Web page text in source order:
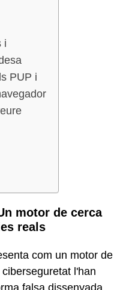
i
PUP i
motor de cerca
reals
com un motor de
l'han
falsa dissenyada